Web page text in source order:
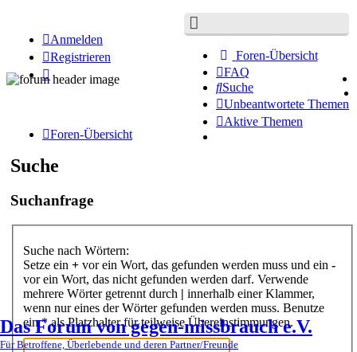
Foren-Übersicht
FAQ
Suche
Unbeantwortete Themen
Aktive Themen
Anmelden
Registrieren
Das Forum von gegen-missbrauch e.V.
Für Betroffene, Überlebende und deren Partner/Freunde
Foren-Übersicht
Suche
Suchanfrage
Suche nach Wörtern:
Setze ein + vor ein Wort, das gefunden werden muss und ein -
vor ein Wort, das nicht gefunden werden darf. Verwende
mehrere Wörter getrennt durch | innerhalb einer Klammer,
wenn nur eines der Wörter gefunden werden muss. Benutze
ein * als Platzhalter für teilweise Übereinstimmungen.